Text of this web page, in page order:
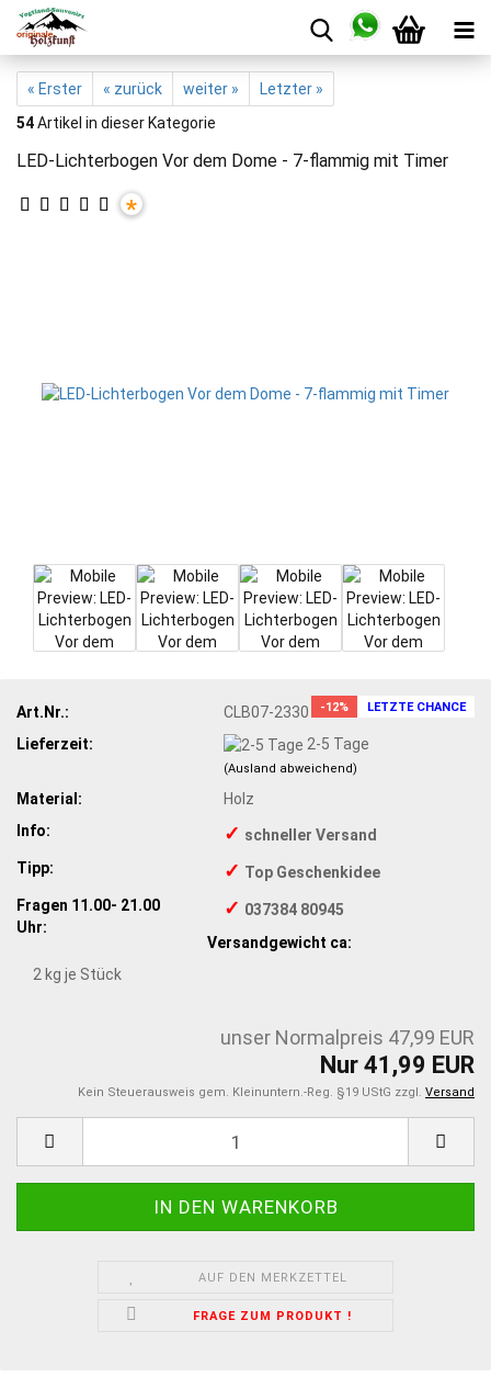
« Erster « zurück weiter »
Letzter »
54Artikel in dieser Kategorie
LED-Lichterbogen Vor dem Dome - 7-flammig mit Timer
*
-12% LETZTE CHANCE
Art.Nr.:
CLB07-2330
Lieferzeit:
2-5 Tage
(Ausland abweichend)
Material:
Holz
Info:
✓ schneller Versand
Tipp:
✓ Top Geschenkidee
Fragen 11.00- 21.00
Uhr:
✓ 037384 80945
Versandgewicht ca:
2 kg je Stück
unser Normalpreis 47,99 EUR
Nur 41,99 EUR
Kein Steuerausweis gem. Kleinuntern.-Reg. §19 UStG zzgl. Versand
AUF DEN MERKZETTEL
FRAGE ZUM PRODUKT !